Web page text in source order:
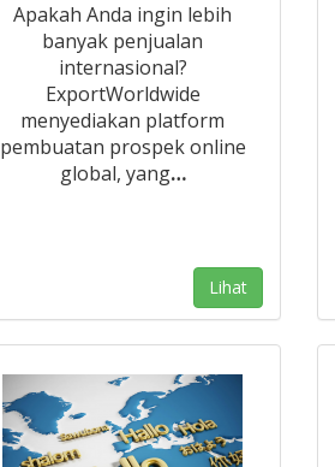
Apakah Anda ingin lebih
banyak penjualan
internasional?
ExportWorldwide
menyediakan platform
pembuatan prospek online
global, yang…
Lihat